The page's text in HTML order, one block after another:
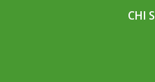
CHI